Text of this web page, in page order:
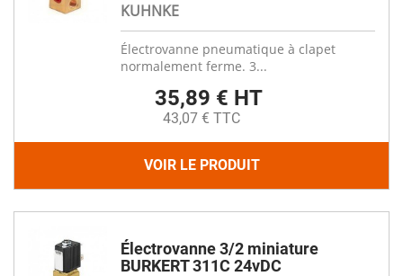
KUHNKE
Électrovanne pneumatique à clapet
normalement ferme. 3...
35,89 € HT
43,07 € TTC
VOIR LE PRODUIT
Électrovanne 3/2 miniature
BURKERT 311C 24vDC